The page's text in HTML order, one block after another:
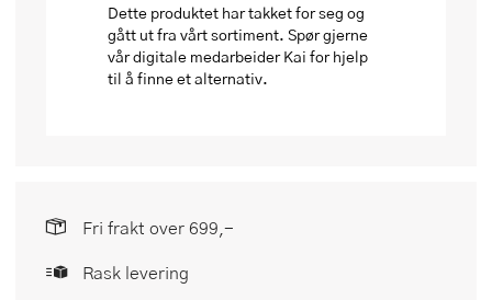
Dette produktet har takket for seg og
gått ut fra vårt sortiment. Spør gjerne
vår digitale medarbeider Kai for hjelp
til å finne et alternativ.
Fri frakt over 699,-
Rask levering